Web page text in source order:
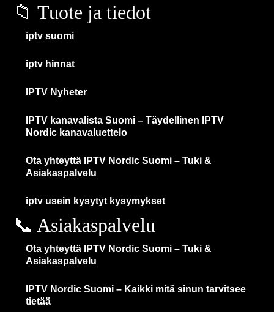
📁 Tuote ja tiedot
iptv suomi
iptv hinnat
IPTV Nyheter
IPTV kanavalista Suomi – Täydellinen IPTV
Nordic kanavaluettelo
Ota yhteyttä IPTV Nordic Suomi – Tuki &
Asiakaspalvelu
iptv usein kysytyt kysymykset
📞 Asiakaspalvelu
Ota yhteyttä IPTV Nordic Suomi – Tuki &
Asiakaspalvelu
IPTV Nordic Suomi – Kaikki mitä sinun tarvitsee
tietää